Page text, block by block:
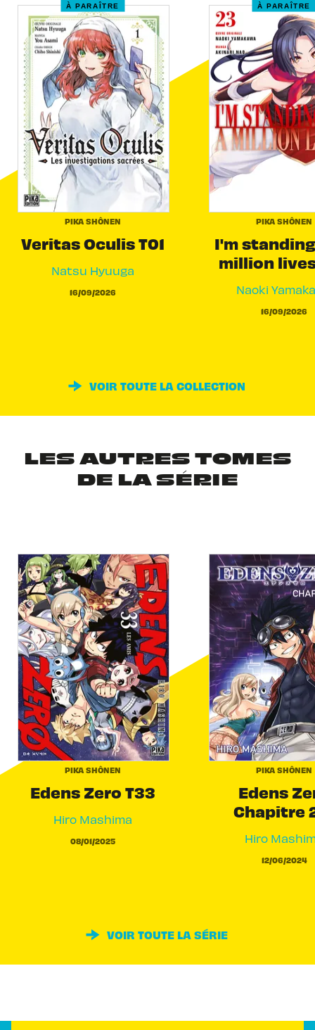
À PARAÎTRE
PIKA SHÔNEN
Veritas Oculis T01
Natsu Hyuuga
16/09/2026
À PARAÎTRE
PIKA SHÔNEN
I'm
million
Naoki
16/09/2026
VOIR TOUTE LA COLLECTION
LES AUTRES TOMES
DE LA SÉRIE
PIKA SHÔNEN
Edens Zero T33
Hiro Mashima
08/01/2025
PIKA SHÔNEN
Edens
Chapitre
Hiro
12/06/2024
VOIR TOUTE LA SÉRIE